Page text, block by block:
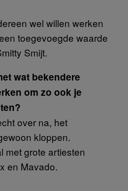
wel willen werken
toegevoegde waarde
Smijt.
wat bekendere
om zo ook je
over na, het
kloppen.
met grote artiesten
en Mavado.